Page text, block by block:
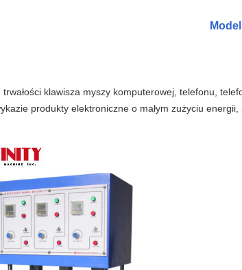
trwałości klawisza myszy komputerowej, telefonu,
produkty elektroniczne o małym zużyciu energii,